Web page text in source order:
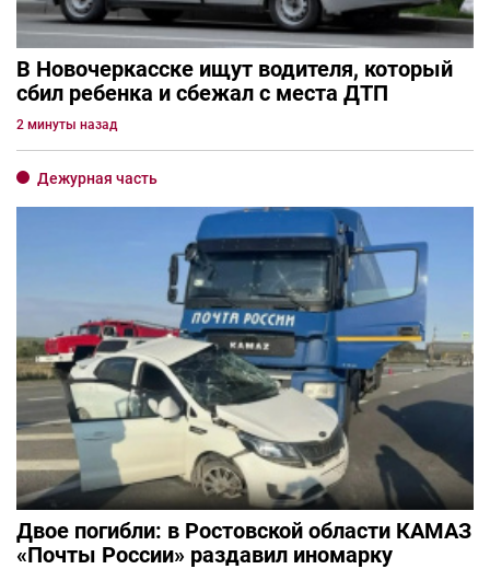
В Новочеркасске ищут водителя, который
сбил ребенка и сбежал с места ДТП
2 минуты назад
Дежурная часть
Двое погибли: в Ростовской области КАМАЗ
«Почты России» раздавил иномарку